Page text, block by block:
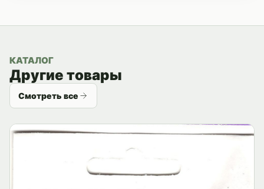
КАТАЛОГ
Другие товары
Смотреть все